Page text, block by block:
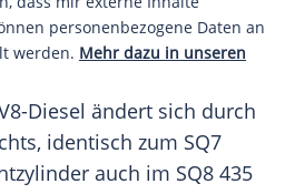
personenbezogene Daten an
werden. Mehr dazu in unseren
Diesel ändert sich durch
identisch zum SQ7
auch im SQ8 435